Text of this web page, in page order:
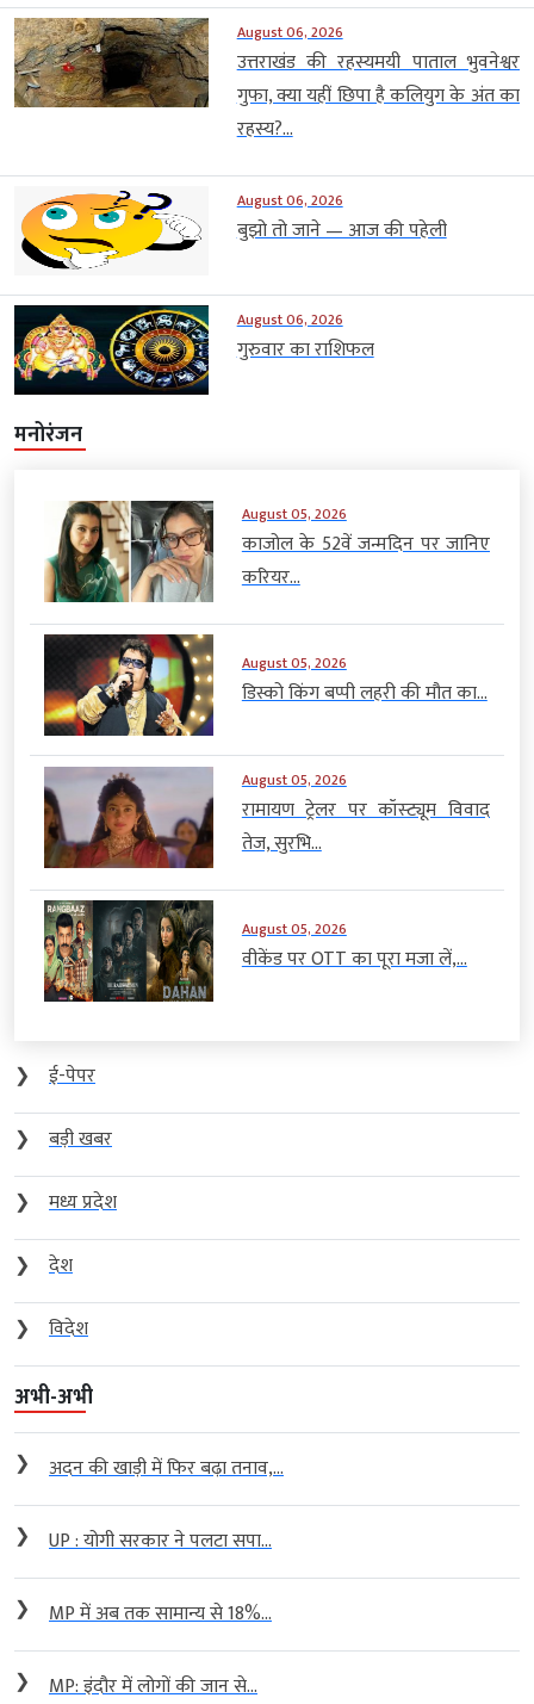
August 06, 2026
उत्तराखंड की रहस्यमयी पाताल भुवनेश्वर
गुफा, क्या यहीं छिपा है कलियुग के अंत का
रहस्य?...
August 06, 2026
बुझो तो जाने — आज की पहेली
August 06, 2026
गुरुवार का राशिफल
मनोरंजन
August 05, 2026
काजोल के 52वें जन्मदिन पर जानिए
करियर...
August 05, 2026
डिस्को किंग बप्पी लहरी की मौत का...
August 05, 2026
रामायण ट्रेलर पर कॉस्ट्यूम विवाद
तेज, सुरभि...
August 05, 2026
वीकेंड पर OTT का पूरा मजा लें,...
❯
ई-पेपर
❯
बड़ी खबर
❯
मध्य प्रदेश
❯
देश
❯
विदेश
अभी-अभी
❯ अदन की खाड़ी में फिर बढ़ा तनाव,...
❯ UP : योगी सरकार ने पलटा सपा...
❯ MP में अब तक सामान्य से 18%...
❯ MP: इंदौर में लोगों की जान से...